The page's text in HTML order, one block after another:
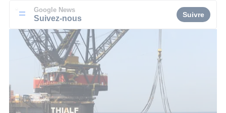
Google News
Suivez-nous Suivre